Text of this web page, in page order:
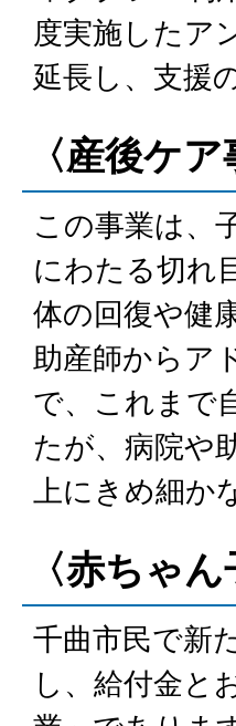
度実施したア
延長し、支援
〈産後ケア
この事業は、
にわたる切れ
体の回復や健
助産師からア
で、これまで
たが、病院や
上にきめ細か
〈赤ちゃ
千曲市民で新
し、給付金と